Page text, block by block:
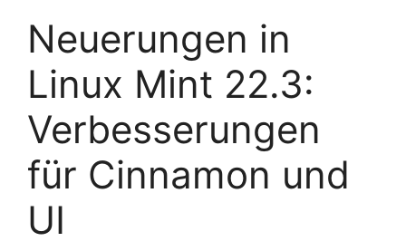
Neuerungen in
Linux Mint 22.3:
Verbesserungen
für Cinnamon und
UI